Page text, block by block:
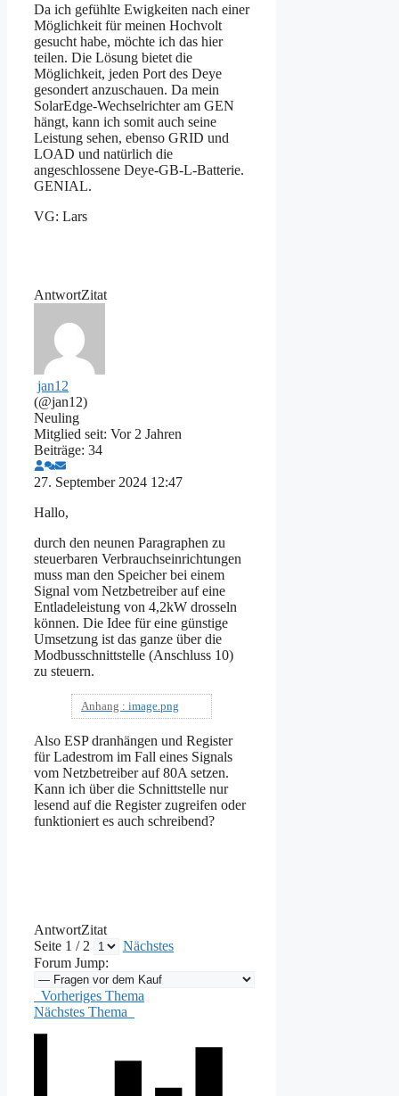
Da ich gefühlte Ewigkeiten nach einer
Möglichkeit für meinen Hochvolt
gesucht habe, möchte ich das hier
teilen. Die Lösung bietet die
Möglichkeit, jeden Port des Deye
gesondert anzuschauen. Da mein
SolarEdge-Wechselrichter am GEN
hängt, kann ich somit auch seine
Leistung sehen, ebenso GRID und
LOAD und natürlich die
angeschlossene Deye-GB-L-Batterie.
GENIAL.
VG: Lars
AntwortZitat
jan12
(@jan12)
Neuling
Mitglied seit: Vor 2 Jahren
Beiträge: 34
27. September 2024 12:47
Hallo,
durch den neunen Paragraphen zu
steuerbaren Verbrauchseinrichtungen
muss man den Speicher bei einem
Signal vom Netzbetreiber auf eine
Entladeleistung von 4,2kW drosseln
können. Die Idee für eine günstige
Umsetzung ist das ganze über die
Modbusschnittstelle (Anschluss 10)
zu steuern.
Anhang : image.png
Also ESP dranhängen und Register
für Ladestrom im Fall eines Signals
vom Netzbetreiber auf 80A setzen.
Kann ich über die Schnittstelle nur
lesend auf die Register zugreifen oder
funktioniert es auch schreibend?
AntwortZitat
Seite 1 / 2
Nächstes
Forum Jump:
Vorheriges Thema
Nächstes Thema